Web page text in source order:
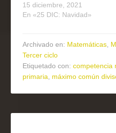
15 diciembre, 2021
En «25 DIC: Navidad»
Archivado en: Matemáticas,
Tercer ciclo
Etiquetado con:competencia
primaria, máximo común